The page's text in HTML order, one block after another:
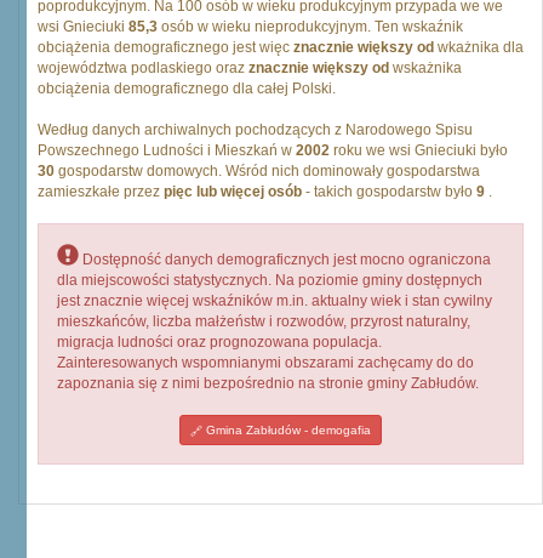
poprodukcyjnym. Na 100 osób w wieku produkcyjnym przypada we we
wsi Gnieciuki 85,3 osób w wieku nieprodukcyjnym. Ten wskaźnik
obciążenia demograficznego jest więc znacznie większy od wkażnika dla
województwa podlaskiego oraz znacznie większy od wskażnika
obciążenia demograficznego dla całej Polski.
Według danych archiwalnych pochodzących z Narodowego Spisu
Powszechnego Ludności i Mieszkań w 2002 roku we wsi Gnieciuki było
30 gospodarstw domowych. Wśród nich dominowały gospodarstwa
zamieszkałe przez pięc lub więcej osób - takich gospodarstw było 9 .
Dostępność danych demograficznych jest mocno ograniczona
dla miejscowości statystycznych. Na poziomie gminy dostępnych
jest znacznie więcej wskaźników m.in. aktualny wiek i stan cywilny
mieszkańców, liczba małżeństw i rozwodów, przyrost naturalny,
migracja ludności oraz prognozowana populacja.
Zainteresowanych wspomnianymi obszarami zachęcamy do do
zapoznania się z nimi bezpośrednio na stronie gminy Zabłudów.
Gmina Zabłudów - demogafia